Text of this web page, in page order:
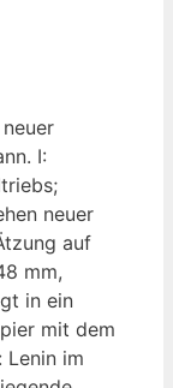
I:
neuer
auf
mm,
in ein
mit dem
im